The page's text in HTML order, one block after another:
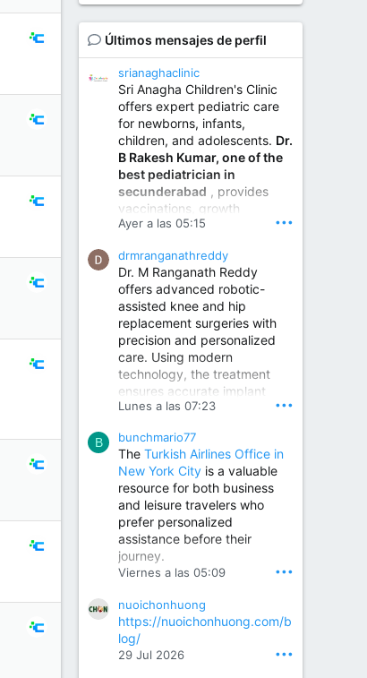
Últimos mensajes de perfil
srianaghaclinic
Sri Anagha Children's Clinic
offers expert pediatric care
for newborns, infants,
children, and adolescents. Dr.
B Rakesh Kumar, one of the
best pediatrician in
secunderabad , provides
vaccinations, growth
monitoring, newborn care,
illnesses, nutrition guidance,
and preventive healthcare in
a child-friendly environment.
Children Hospital in Secunderabad | Best Pediatrician in Hyderabad | Neonatologist in Medchal
Our pediatrician and
Neonatologist team at...
www.srianaghaclinic.com
Ayer a las 05:15 •••
drmranganathreddy
Dr. M Ranganath Reddy
offers advanced robotic-
assisted knee and hip
replacement surgeries with
precision and personalized
care. Using modern
technology, the treatment
ensures accurate implant
placement, reduced pain,
improved joint function,
helping patients return to an
active and comfortable
lifestyle.
Orthopedic Surgeon in Kondapur | Best Orthopedic Doctor in Kondapur | Dr. M. Ranganath Reddy
Consult Dr. M. Ranganath
Reddy, the best...
www.drranganathreddy.co
m
Lunes a las 07:23 •••
B bunchmario77
The Turkish Airlines Office in
New York City is a valuable
resource for both business
and leisure travelers who
prefer personalized
assistance before their
journey.
Viernes a las 05:09 •••
nuoichonhuong
https://nuoichonhuong.com/b
log/
29 Jul 2026 •••